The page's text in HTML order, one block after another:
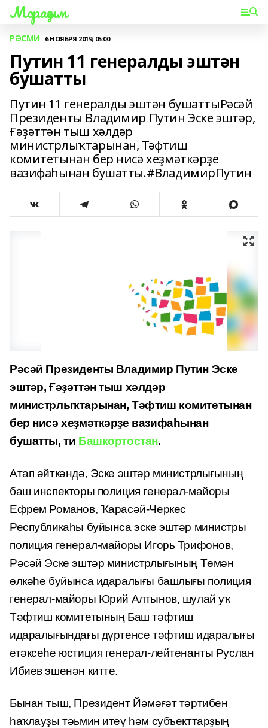
Мораҙым
РӘСМИ 6 НОЯБРЯ 2019, 05:00
Путин 11 генералды эштән
бушатты
Путин 11 генералды эштән бушаттыРәсәй
Президенты Владимир Путин Эске эштәр,
Ғәҙәттән тыш хәлдәр
министрлыҡтарынан, Тәфтиш
комитетынан бер нисә хеҙмәткәрҙе
вазифаһынан бушатты.#ВладимирПутин
Рәсәй Президенты Владимир Путин Эске
эштәр, Ғәҙәттән тыш хәлдәр
министрлыҡтарынан, Тәфтиш комитетынан
бер нисә хеҙмәткәрҙе вазифаһынан
бушатты, ти Башкортостан.
Атап әйткәндә, Эске эштәр министрлығының
баш инспекторы полиция генерал-майоры
Ефрем Романов, Ҡарасәй-Черкес
Республикаһы буйынса эске эштәр министры
полиция генерал-майоры Игорь Трифонов,
Рәсәй Эске эштәр министрлығының Төмән
өлкәһе буйынса идаралығы башлығы полиция
генерал-майоры Юрий Алтынов, шулай уҡ
Тәфтиш комитетының Баш тәфтиш
идаралығындағы дүртенсе тәфтиш идаралығы
етәксеһе юстиция генерал-лейтенанты Руслан
Ибиев эшенән китте.
Бынан тыш, Президент Йәмәғәт тәртибен
һаҡлауҙы тәьмин итеү һәм субъекттарҙың